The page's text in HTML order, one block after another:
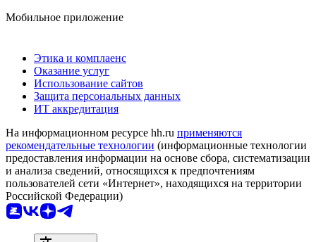
Мобильное приложение
Этика и комплаенс
Оказание услуг
Использование сайтов
Защита персональных данных
ИТ аккредитация
На информационном ресурсе hh.ru применяются
рекомендательные технологии (информационные технологии
предоставления информации на основе сбора, систематизации
и анализа сведений, относящихся к предпочтениям
пользователей сети «Интернет», находящихся на территории
Российской Федерации)